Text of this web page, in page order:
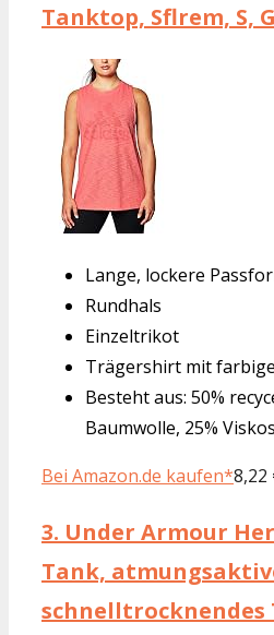
Tanktop, Sflrem, S,
Lange, lockere
Rundhals
Einzeltrikot
Trägershirt mit
Besteht aus: 50%
Baumwolle, 25%
Bei Amazon.de kaufen*8,22
3. Under Armour
Tank,